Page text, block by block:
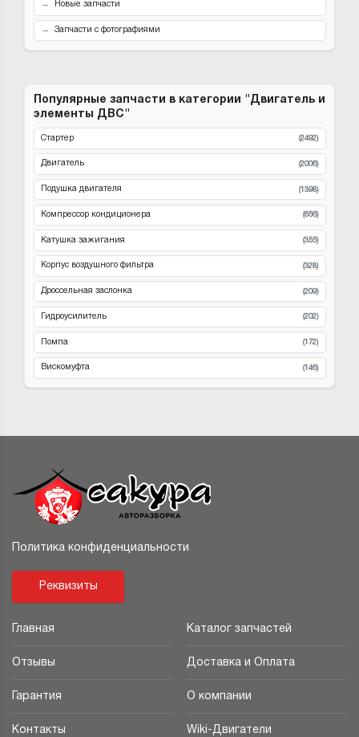
Новые запчасти
Запчасти с фотографиями
Популярные запчасти в категории "Двигатель и
элементы ДВС"
Стартер (2492)
Двигатель (2006)
Подушка двигателя (1398)
Компрессор кондиционера (656)
Катушка зажигания (355)
Корпус воздушного фильтра (328)
Дроссельная заслонка (209)
Гидроусилитель (202)
Помпа (172)
Вискомуфта (146)
Политика конфиденциальности
Реквизиты
Главная Каталог запчастей
Отзывы Доставка и Оплата
Гарантия О компании
Контакты Wiki-Двигатели